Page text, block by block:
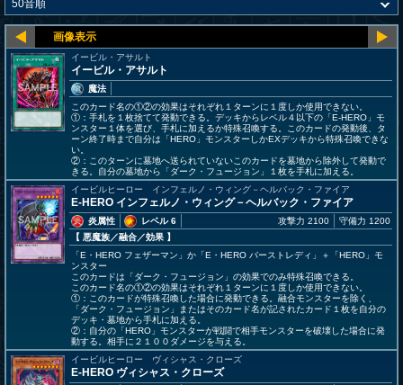
イービル・アサルト
イービル・アサルト
魔法
このカード名の①②の効果はそれぞれ１ターンに１度しか使用できない。
①：手札を１枚捨てて発動できる。デッキからレベル４以下の「E-HERO」モ
ンスター１体を選び、手札に加えるか特殊召喚する。このカードの発動後、タ
ーン終了時まで自分は「HERO」モンスターしかEXデッキから特殊召喚できな
い。
②：このターンに墓地へ送られていないこのカードを墓地から除外して発動で
きる。自分の墓地から「ダーク・フュージョン」１枚を手札に加える。
イービルヒーロー インフェルノ・ウィング－ヘルバック・ファイア
E-HERO インフェルノ・ウィング－ヘルバック・ファイア
炎属性
レベル 6
【 悪魔族／融合／効果 】
攻撃力 2100 守備力 1200
「E・HERO フェザーマン」か「E・HERO バーストレディ」＋「HERO」モ
ンスター
このカードは「ダーク・フュージョン」の効果でのみ特殊召喚できる。
このカード名の①②の効果はそれぞれ１ターンに１度しか使用できない。
①：このカードが特殊召喚した場合に発動できる。融合モンスターを除く、
「ダーク・フュージョン」またはそのカード名が記されたカード１枚を自分の
デッキ・墓地から手札に加える。
②：自分の「HERO」モンスターが戦闘で相手モンスターを破壊した場合に発
動する。相手に２１００ダメージを与える。
イービルヒーロー ヴィシャス・クローズ
E-HERO ヴィシャス・クローズ